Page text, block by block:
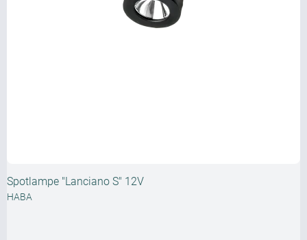
Spotlampe "Lanciano S" 12V
HABA